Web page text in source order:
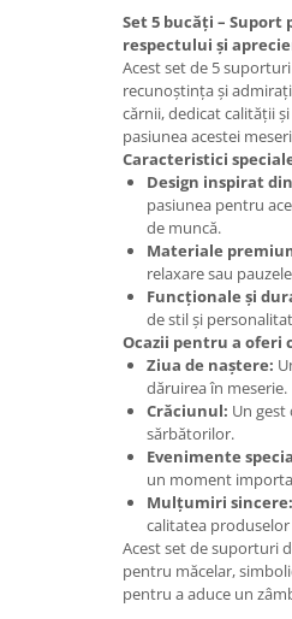
Cadouri Soferi/Mecanici
Cadouri Stomatologi
Cadouri Stylisti
Cadouri Tractoristi
Cadouri Vanatori/Padurari
Set 5 bucăți –
respectului și
Acest set de 5
recunoștința și
cărnii, dedicat calității
pasiunea acestei
Caracteristici
Design inspirat
pasiunea pentru
de muncă.
Materiale
relaxare sau
Funcționale și
de stil și
Ocazii pentru a oferi
Ziua de naștere:
dăruirea în meserie.
Crăciunul: Un
sărbătorilor.
Evenimente
un moment
Mulțumiri sincere:
calitatea
Acest set de suporturi
pentru măcelar,
pentru a aduce un